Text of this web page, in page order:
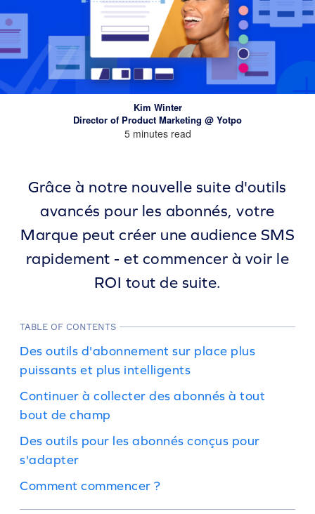
Kim Winter
Director of Product Marketing @ Yotpo
5 minutes read
Grâce à notre nouvelle suite d'outils
avancés pour les abonnés, votre
Marque peut créer une audience SMS
rapidement - et commencer à voir le
ROI tout de suite.
TABLE OF CONTENTS
Des outils d'abonnement sur place plus
puissants et plus intelligents
Continuer à collecter des abonnés à tout
bout de champ
Des outils pour les abonnés conçus pour
s'adapter
Comment commencer ?